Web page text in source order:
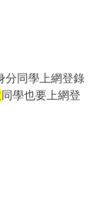
分同學上網登錄
同學也要上網登